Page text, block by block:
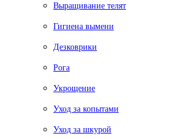
Выращивание телят
Гигиена вымени
Дезковрики
Рога
Укрощение
Уход за копытами
Уход за шкурой